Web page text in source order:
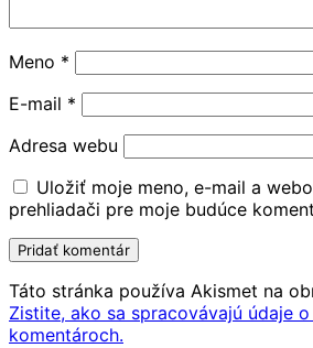
Meno *
E-mail *
Adresa webu
Uložiť moje meno, e-mail a
prehliadači pre moje budúce
Táto stránka používa Akismet na
Zistite, ako sa spracovávajú údaje
komentároch.